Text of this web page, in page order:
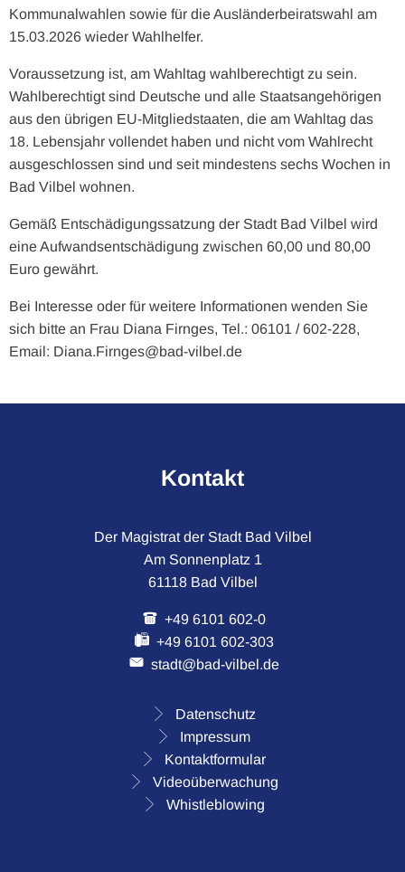
Kommunalwahlen sowie für die Ausländerbeiratswahl am
15.03.2026 wieder Wahlhelfer.
Voraussetzung ist, am Wahltag wahlberechtigt zu sein.
Wahlberechtigt sind Deutsche und alle Staatsangehörigen
aus den übrigen EU-Mitgliedstaaten, die am Wahltag das
18. Lebensjahr vollendet haben und nicht vom Wahlrecht
ausgeschlossen sind und seit mindestens sechs Wochen in
Bad Vilbel wohnen.
Gemäß Entschädigungssatzung der Stadt Bad Vilbel wird
eine Aufwandsentschädigung zwischen 60,00 und 80,00
Euro gewährt.
Bei Interesse oder für weitere Informationen wenden Sie
sich bitte an Frau Diana Firnges, Tel.: 06101 / 602-228,
Email: Diana.Firnges@bad-vilbel.de
Kontakt
Der Magistrat der Stadt Bad Vilbel
Am Sonnenplatz 1
61118 Bad Vilbel
+49 6101 602-0
+49 6101 602-303
stadt@bad-vilbel.de
Datenschutz
Impressum
Kontaktformular
Videoüberwachung
Whistleblowing